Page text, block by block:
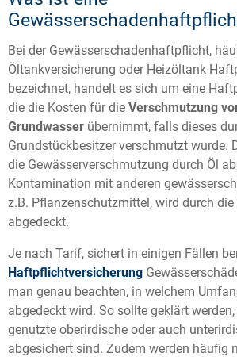
Bei der Gewässerschadenhaftpflicht,
Öltankversicherung oder Heizöltank
bezeichnet, handelt es sich um eine
die die Kosten für die Verschmutzung
Grundwasser übernimmt, falls dieses
Grundstückbesitzer verschmutzt wurde.
die Gewässerverschmutzung durch Öl
Kontamination mit anderen
z.B. Pflanzenschutzmittel, wird durch die
abgedeckt.
Je nach Tarif, sichert in einigen Fällen
Haftpflichtversicherung
man genau beachten, in welchem
abgedeckt wird. So sollte geklärt
genutzte oberirdische oder auch
abgesichert sind. Zudem werden häufig